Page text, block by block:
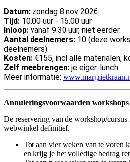
Datum: zondag 8 nov 2026
Tijd: 10.00 uur - 16.00 uur
Inloop: vanaf 9.30 uur, niet eerder.
Aantal deelnemers: 10 (deze
deelnemers)
Kosten: €155, incl alle materialen,
Zelf meebrengen: je eigen lunch
Meer informatie:
Annuleringsvoorwaarden workshops
De reservering van de workshop/cursus
webwinkel definitief.
Tot aan vier weken van te voren
en krijg je het volledige bedrag